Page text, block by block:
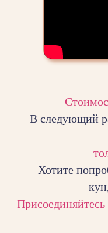
В следующий
Хотите
Присоединяйтесь